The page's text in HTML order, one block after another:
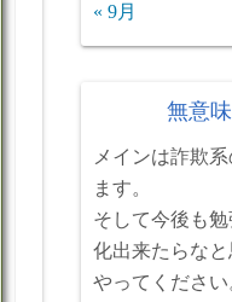
« 9月
無意
メインは詐欺
ます。
そして今後も
化出来たらな
やってください